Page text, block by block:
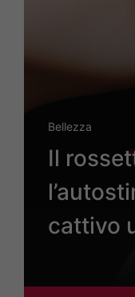
Bellezza
Il
cattivo